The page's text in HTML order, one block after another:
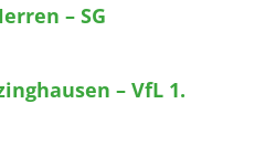
– SG
– VfL 1.